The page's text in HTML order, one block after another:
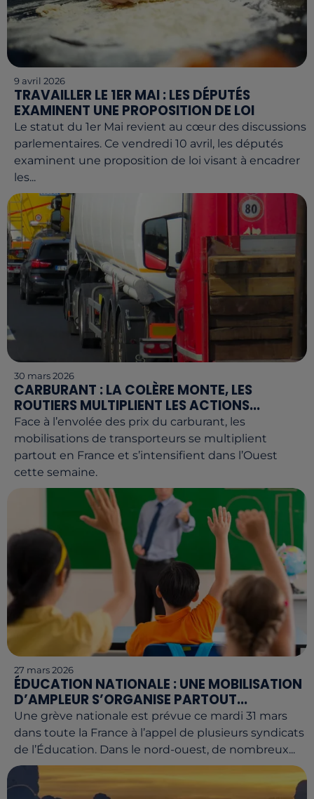
9 avril 2026
TRAVAILLER LE 1ER MAI : LES DÉPUTÉS
EXAMINENT UNE PROPOSITION DE LOI
Le statut du 1er Mai revient au cœur des discussions
parlementaires. Ce vendredi 10 avril, les députés
examinent une proposition de loi visant à encadrer
les...
30 mars 2026
CARBURANT : LA COLÈRE MONTE, LES
ROUTIERS MULTIPLIENT LES ACTIONS...
Face à l’envolée des prix du carburant, les
mobilisations de transporteurs se multiplient
partout en France et s’intensifient dans l’Ouest
cette semaine.
27 mars 2026
ÉDUCATION NATIONALE : UNE MOBILISATION
D’AMPLEUR S’ORGANISE PARTOUT...
Une grève nationale est prévue ce mardi 31 mars
dans toute la France à l’appel de plusieurs syndicats
de l’Éducation. Dans le nord-ouest, de nombreux...